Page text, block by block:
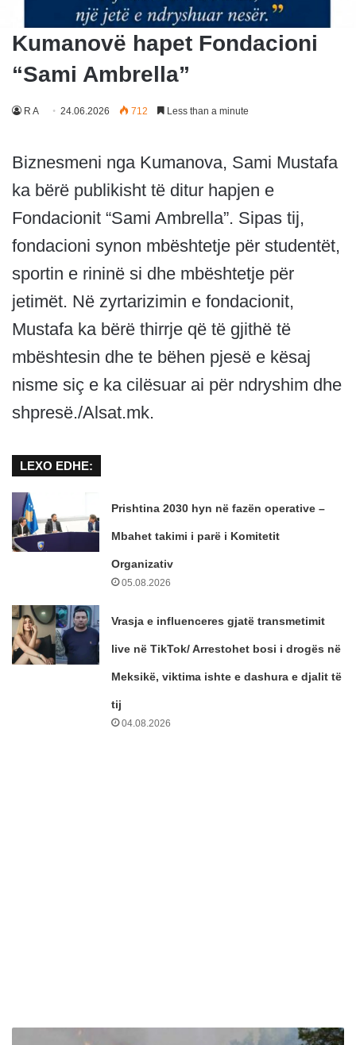
Kumanovë hapet Fondacioni
“Sami Ambrella”
R A 24.06.2026 712 Less than a minute
Biznesmeni nga Kumanova, Sami Mustafa
ka bërë publikisht të ditur hapjen e
Fondacionit “Sami Ambrella”. Sipas tij,
fondacioni synon mbështetje për studentët,
sportin e rininë si dhe mbështetje për
jetimët. Në zyrtarizimin e fondacionit,
Mustafa ka bërë thirrje që të gjithë të
mbështesin dhe te bëhen pjesë e kësaj
nisme siç e ka cilësuar ai për ndryshim dhe
shpresë./Alsat.mk.
LEXO EDHE:
Prishtina 2030 hyn në fazën operative –
Mbahet takimi i parë i Komitetit
Organizativ
05.08.2026
Vrasja e influenceres gjatë transmetimit
live në TikTok/ Arrestohet bosi i drogës në
Meksikë, viktima ishte e dashura e djalit të
tij
04.08.2026